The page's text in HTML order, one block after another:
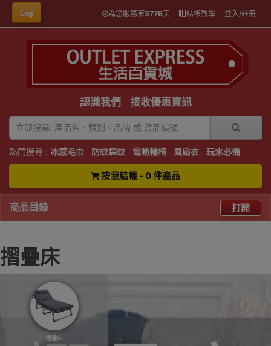
Eng 為您服務第3776天 結帳教學 登入/註冊
認識我們 接收優惠資訊
熱門搜尋 : 冰感毛巾 防蚊驅蚊 電動輪椅 風扇衣 玩水必備
按我結帳 - 0 件產品
商品目錄 打開
摺疊床
摺疊床